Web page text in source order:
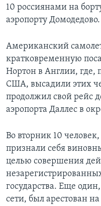
10 россиянами на
аэропорту Домодедово.
Американский
кратковременную
Нортон в Англии, где,
США, высадили этих
продолжил свой рейс
аэропорта Даллес в
Во вторник 10
признали себя
целью совершения
государства. Еще
сети, был арестован